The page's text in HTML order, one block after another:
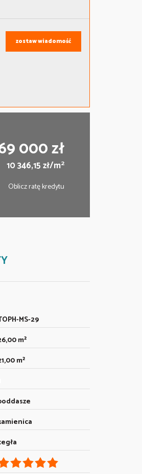
zostaw wiadomość
000 zł
10 346,15 zł/m2
Oblicz ratę kredytu
MS-29
m²
m²